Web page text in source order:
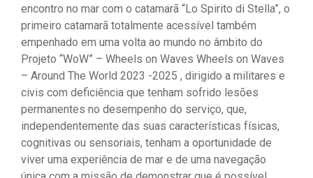
encontro no mar com o catamarã “Lo Spirito di Stella”, o
primeiro catamarã totalmente acessível também
empenhado em uma volta ao mundo no âmbito do
Projeto “WoW” – Wheels on Waves Wheels on Waves
– Around The World 2023 -2025 , dirigido a militares e
civis com deficiência que tenham sofrido lesões
permanentes no desempenho do serviço, que,
independentemente das suas características físicas,
cognitivas ou sensoriais, tenham a oportunidade de
viver uma experiência de mar e de uma navegação